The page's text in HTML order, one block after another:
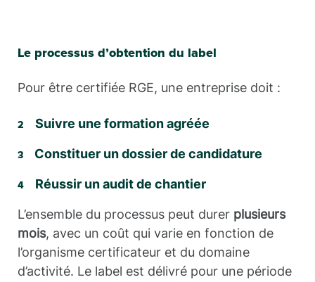
Le processus d’obtention du label
Pour être certifiée RGE, une entreprise doit :
Suivre une formation agréée
Constituer un dossier de candidature
Réussir un audit de chantier
L’ensemble du processus peut durer plusieurs
mois, avec un coût qui varie en fonction de
l’organisme certificateur et du domaine
d’activité. Le label est délivré pour une période